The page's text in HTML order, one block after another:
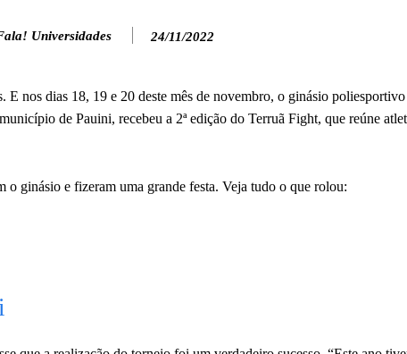
Universidades 24/11/2022
E nos dias 18, 19 e 20 deste mês de novembro, o ginásio poliesportivo
de Pauini, recebeu a 2ª edição do Terruã Fight, que reúne
ginásio e fizeram uma grande festa. Veja tudo o que rolou: